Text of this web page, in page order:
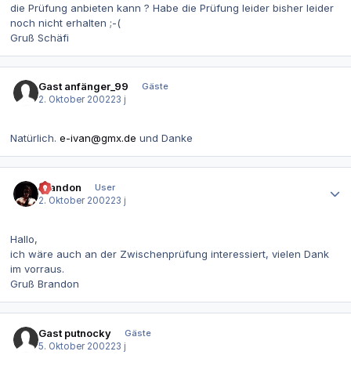
die Prüfung anbieten kann ? Habe die Prüfung leider bisher leider
noch nicht erhalten ;-(
Gruß Schäfi
Gast anfänger_99
Gäste
2. Oktober 200223 j
Natürlich. e-ivan@gmx.de und Danke
Brandon
User
2. Oktober 200223 j
Hallo,
ich wäre auch an der Zwischenprüfung interessiert, vielen Dank
im vorraus.
Gruß Brandon
Gast putnocky
Gäste
5. Oktober 200223 j